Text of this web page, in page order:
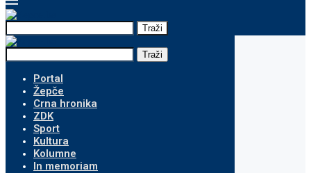
Traži
Traži
Portal
Žepče
Crna hronika
ZDK
Sport
Kultura
Kolumne
In memoriam